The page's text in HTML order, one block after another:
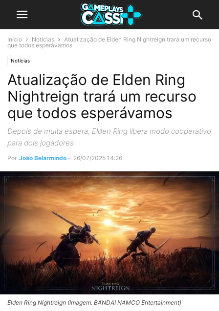
Início Notícias
Atualização de Elden Ring Nightreign trará um recurso
que todos esperávamos
Notícias
Atualização de Elden Ring
Nightreign trará um recurso
que todos esperávamos
Depois de muita espera, Elden Ring libera modo cooperativo
para dois jogadores
Por João Belarmindo - 26/07/2025 14:26
Elden Ring Nightreign (Imagem: BANDAI NAMCO Entertainment)